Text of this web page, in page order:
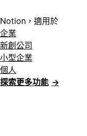
Notion，適用於
企業
新創公司
小型企業
個人
探索更多功能 →